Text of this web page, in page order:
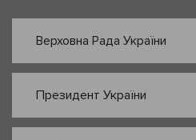
Верховна Рада України
Президент України